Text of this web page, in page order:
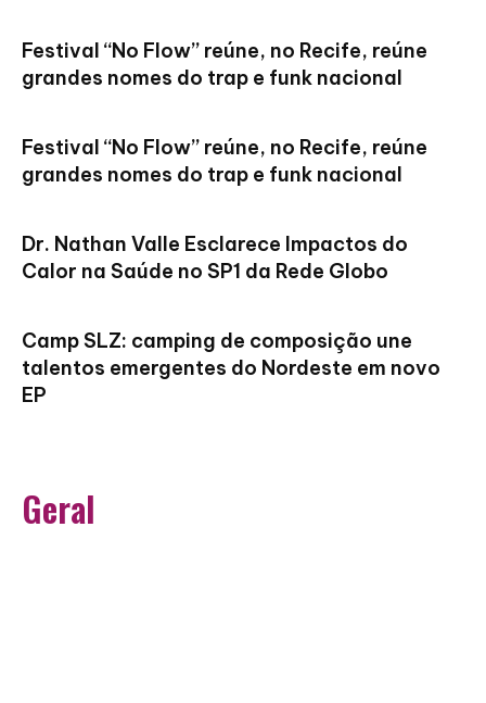
Festival “No Flow” reúne, no Recife, reúne
grandes nomes do trap e funk nacional
Festival “No Flow” reúne, no Recife, reúne
grandes nomes do trap e funk nacional
Dr. Nathan Valle Esclarece Impactos do
Calor na Saúde no SP1 da Rede Globo
Camp SLZ: camping de composição une
talentos emergentes do Nordeste em novo
EP
Geral